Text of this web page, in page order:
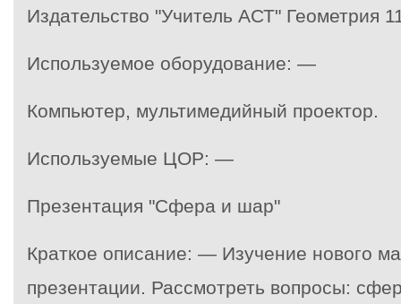
Издательство "Учитель АСТ" Геометрия
Используемое оборудование: —
Компьютер, мультимедийный проектор.
Используемые ЦОР: —
Презентация "Сфера и шар"
Краткое описание: — Изучение нового
презентации. Рассмотреть вопросы: